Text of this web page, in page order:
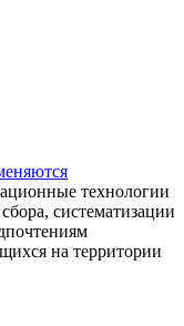
технологии
систематизации
на территории